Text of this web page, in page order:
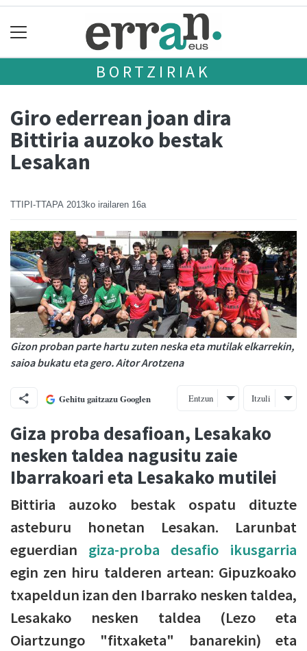
BORTZIRIAK
Giro ederrean joan dira
Bittiria auzoko bestak
Lesakan
TTIPI-TTAPA 2013ko irailaren 16a
Gizon proban parte hartu zuten neska eta mutilak elkarrekin,
saioa bukatu eta gero. Aitor Arotzena
Gehitu gaitzazu Googlen Entzun Itzuli
Giza proba desafioan, Lesakako
nesken taldea nagusitu zaie
Ibarrakoari eta Lesakako mutilei
Bittiria auzoko bestak ospatu dituzte
asteburu honetan Lesakan. Larunbat
eguerdian giza-proba desafio ikusgarria
egin zen hiru talderen artean: Gipuzkoako
txapeldun izan den Ibarrako nesken taldea,
Lesakako nesken taldea (Lezo eta
Oiartzungo "fitxaketa" banarekin) eta